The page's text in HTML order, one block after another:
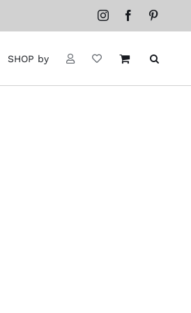
InstagramFacebook
SHOP by